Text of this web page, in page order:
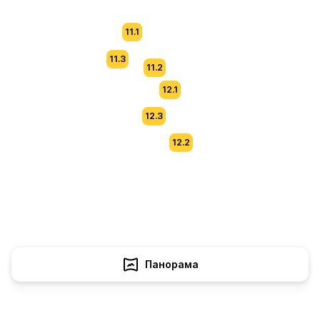
11.3
11.1
11.2
12.1
12.2
12.3
Панорама